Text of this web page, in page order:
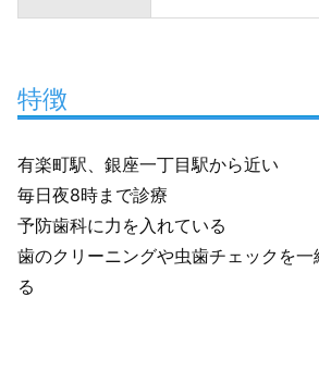
特徴
有楽町駅、銀座一丁目駅から近い
毎日夜8時まで診療
予防歯科に力を入れている
歯のクリーニングや虫歯チェックを
る